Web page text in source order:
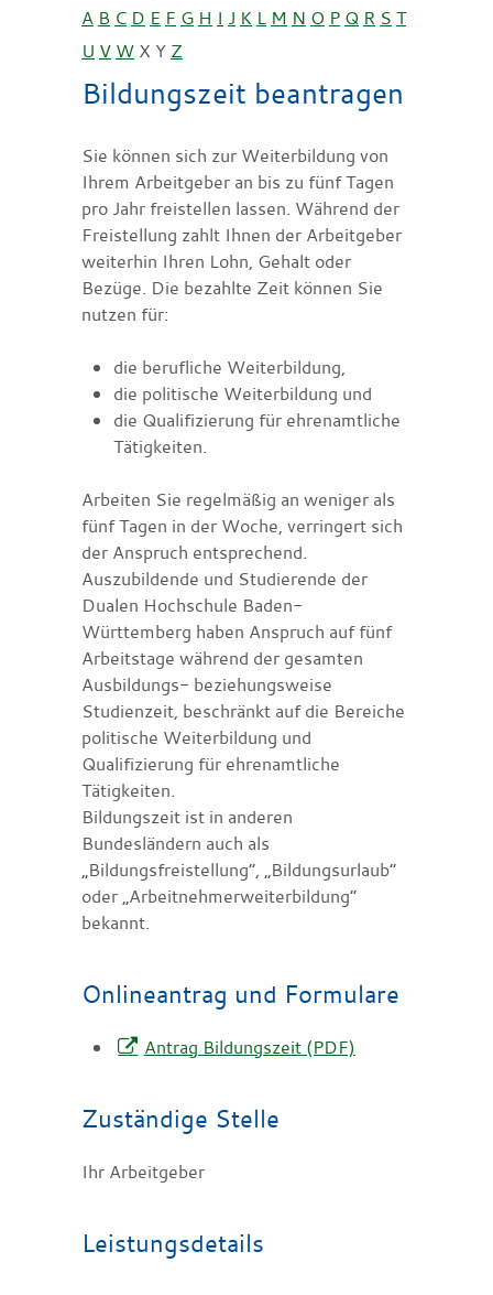
A B C D E F G H I J K L M N O P Q R S T
U V W X Y Z
Bildungszeit beantragen
Sie können sich zur Weiterbildung von
Ihrem Arbeitgeber an bis zu fünf Tagen
pro Jahr freistellen lassen. Während der
Freistellung zahlt Ihnen der Arbeitgeber
weiterhin Ihren Lohn, Gehalt oder
Bezüge. Die bezahlte Zeit können Sie
nutzen für:
die berufliche Weiterbildung,
die politische Weiterbildung und
die Qualifizierung für ehrenamtliche
Tätigkeiten.
Arbeiten Sie regelmäßig an weniger als
fünf Tagen in der Woche, verringert sich
der Anspruch entsprechend.
Auszubildende und Studierende der
Dualen Hochschule Baden-
Württemberg haben Anspruch auf fünf
Arbeitstage während der gesamten
Ausbildungs- beziehungsweise
Studienzeit, beschränkt auf die Bereiche
politische Weiterbildung und
Qualifizierung für ehrenamtliche
Tätigkeiten.
Bildungszeit ist in anderen
Bundesländern auch als
„Bildungsfreistellung“, „Bildungsurlaub“
oder „Arbeitnehmerweiterbildung“
bekannt.
Onlineantrag und Formulare
Antrag Bildungszeit (PDF)
Zuständige Stelle
Ihr Arbeitgeber
Leistungsdetails